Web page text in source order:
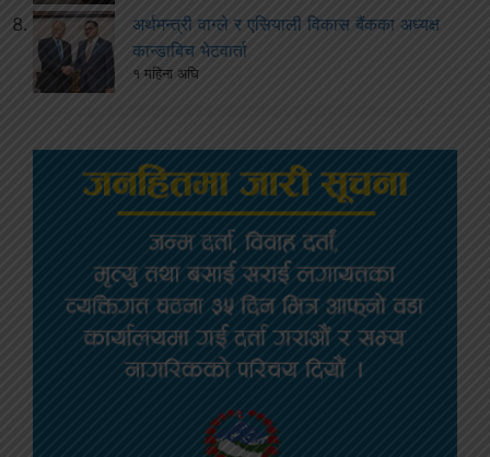
अर्थमन्त्री वाग्ले र एसियाली विकास बैंकका अध्यक्ष
कान्डाबिच भेटवार्ता
१ महिना अघि